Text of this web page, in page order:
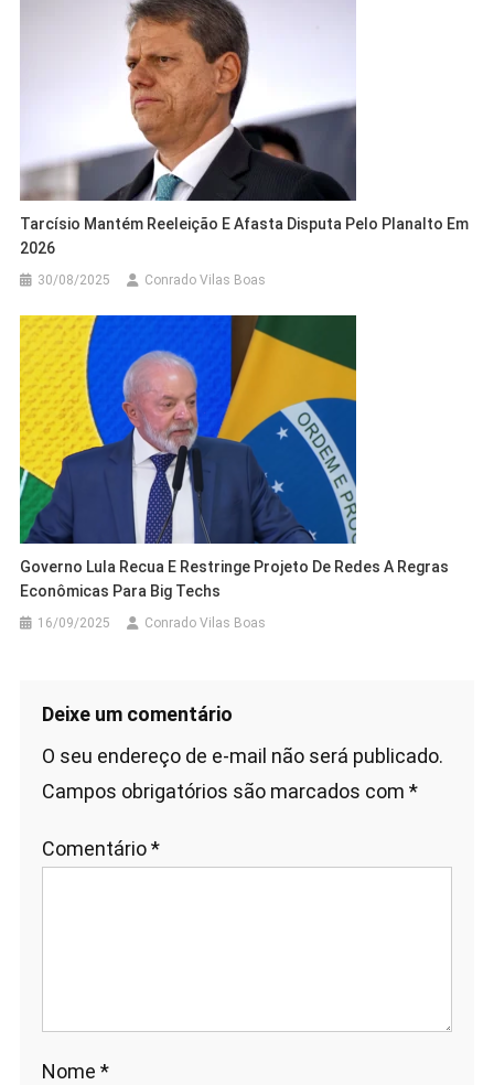
Tarcísio Mantém Reeleição E Afasta Disputa Pelo Planalto Em
2026
30/08/2025 Conrado Vilas Boas
Governo Lula Recua E Restringe Projeto De Redes A Regras
Econômicas Para Big Techs
16/09/2025 Conrado Vilas Boas
Deixe um comentário
O seu endereço de e-mail não será publicado.
Campos obrigatórios são marcados com *
Comentário*
Nome *